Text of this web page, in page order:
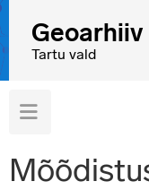
Geoarhiiv
Tartu vald